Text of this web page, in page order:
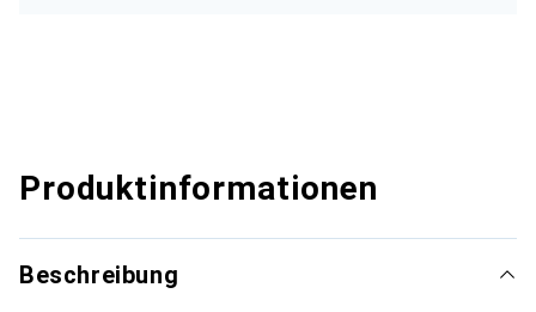
Produktinformationen
Beschreibung